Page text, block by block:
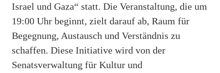
Israel und Gaza“ statt. Die Veranstaltung, die um
19:00 Uhr beginnt, zielt darauf ab, Raum für
Begegnung, Austausch und Verständnis zu
schaffen. Diese Initiative wird von der
Senatsverwaltung für Kultur und